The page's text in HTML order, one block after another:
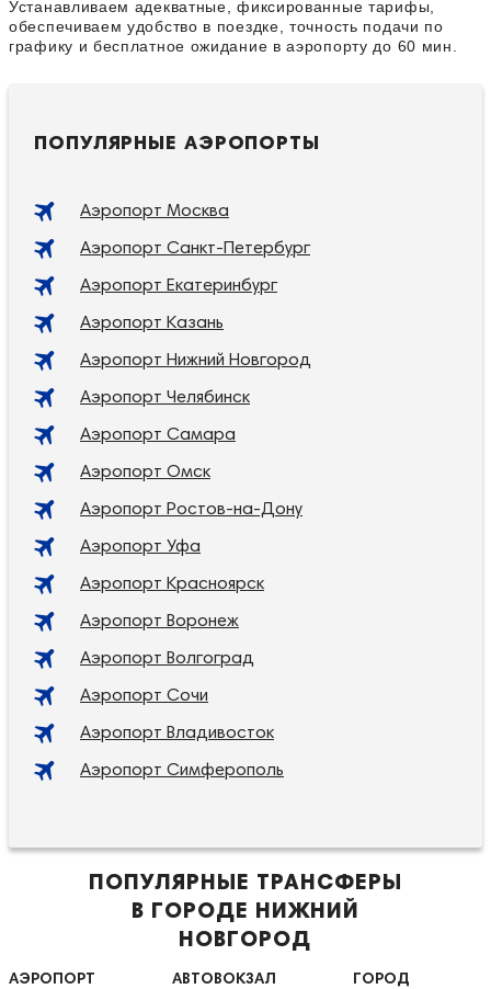
Устанавливаем адекватные, фиксированные тарифы,
обеспечиваем удобство в поездке, точность подачи по
графику и бесплатное ожидание в аэропорту до 60 мин.
ПОПУЛЯРНЫЕ АЭРОПОРТЫ
Аэропорт Москва
Аэропорт Санкт-Петербург
Аэропорт Екатеринбург
Аэропорт Казань
Аэропорт Нижний Новгород
Аэропорт Челябинск
Аэропорт Самара
Аэропорт Омск
Аэропорт Ростов-на-Дону
Аэропорт Уфа
Аэропорт Красноярск
Аэропорт Воронеж
Аэропорт Волгоград
Аэропорт Сочи
Аэропорт Владивосток
Аэропорт Симферополь
ПОПУЛЯРНЫЕ ТРАНСФЕРЫ
В ГОРОДЕ НИЖНИЙ
НОВГОРОД
АЭРОПОРТ АВТОВОКЗАЛ ГОРОД